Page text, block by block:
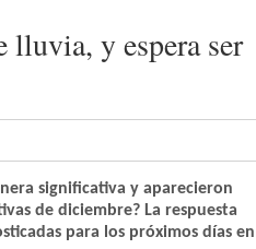
lluvia, y espera ser
significativa y aparecieron
de diciembre? La respuesta
para los próximos días en